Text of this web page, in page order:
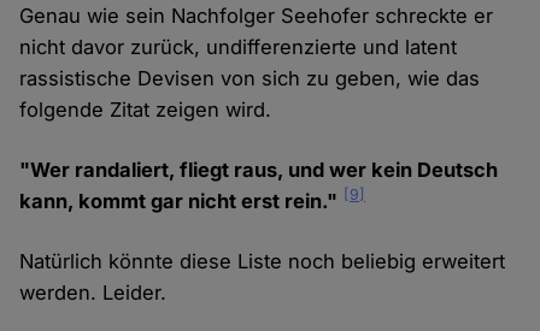
Genau wie sein Nachfolger Seehofer schreckte er
nicht davor zurück, undifferenzierte und latent
rassistische Devisen von sich zu geben, wie das
folgende Zitat zeigen wird.
"Wer randaliert, fliegt raus, und wer kein Deutsch
kann, kommt gar nicht erst rein."
[9]
Natürlich könnte diese Liste noch beliebig erweitert
werden. Leider.